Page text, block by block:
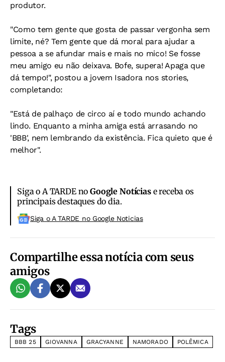
produtor.
"Como tem gente que gosta de passar vergonha sem
limite, né? Tem gente que dá moral para ajudar a
pessoa a se afundar mais e mais no mico! Se fosse
meu amigo eu não deixava. Bofe, supera! Apaga que
dá tempo!", postou a jovem Isadora nos stories,
completando:
"Está de palhaço de circo aí e todo mundo achando
lindo. Enquanto a minha amiga está arrasando no
'BBB', nem lembrando da existência. Fica quieto que é
melhor".
Siga o A TARDE noGoogle Notíciase receba os
principais destaques do dia.
Siga o A TARDE no Google Noticias
Compartilhe essa notícia com seus
amigos
Tags
BBB 25 GIOVANNA GRACYANNE NAMORADO POLÊMICA